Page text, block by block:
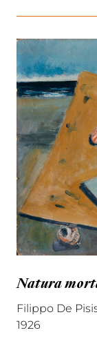
Natura
Filippo De
1926